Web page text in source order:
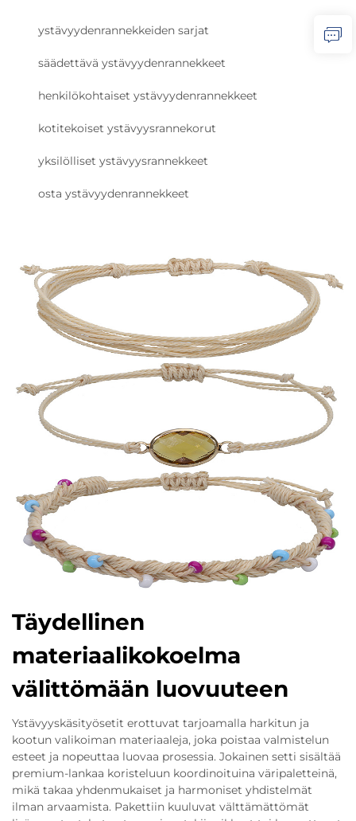
ystävyydenrannekkeiden sarjat
säädettävä ystävyydenrannekkeet
henkilökohtaiset ystävyydenrannekkeet
kotitekoiset ystävyysrannekorut
yksilölliset ystävyysrannekkeet
osta ystävyydenrannekkeet
Täydellinen
materiaalikokoelma
välittömään luovuuteen
Ystävyyskäsityösetit erottuvat tarjoamalla harkitun ja
kootun valikoiman materiaaleja, joka poistaa valmistelun
esteet ja nopeuttaa luovaa prosessia. Jokainen setti sisältää
premium-lankaa koristeluun koordinoituina väripaletteinä,
mikä takaa yhdenmukaiset ja harmoniset yhdistelmät
ilman arvaamista. Pakettiin kuuluvat välttämättömät